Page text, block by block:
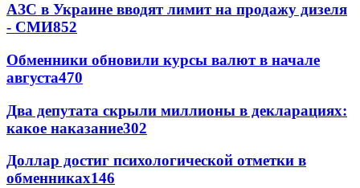
АЗС в Украине вводят лимит на продажу дизеля
- СМИ852
Обменники обновили курсы валют в начале
августа470
Два депутата скрыли миллионы в декларациях:
какое наказание302
Доллар достиг психологической отметки в
обменниках146